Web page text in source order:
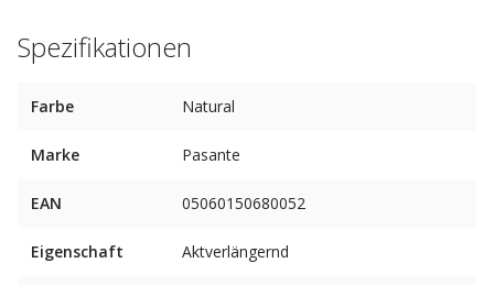
Spezifikationen
Farbe Natural
Marke Pasante
EAN 05060150680052
Eigenschaft Aktverlängernd